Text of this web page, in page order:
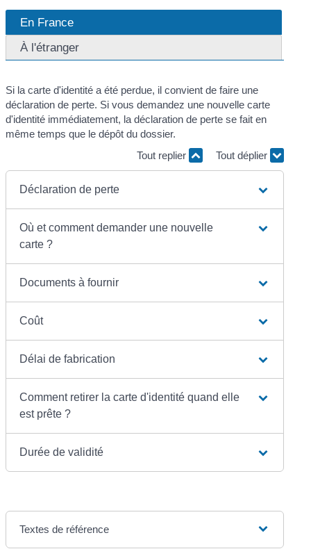
En France
À l'étranger
Si la carte d'identité a été perdue, il convient de faire une
déclaration de perte. Si vous demandez une nouvelle carte
d'identité immédiatement, la déclaration de perte se fait en
même temps que le dépôt du dossier.
Tout replier
Tout déplier
Déclaration de perte
Où et comment demander une nouvelle
carte ?
Documents à fournir
Coût
Délai de fabrication
Comment retirer la carte d'identité quand elle
est prête ?
Durée de validité
Textes de référence